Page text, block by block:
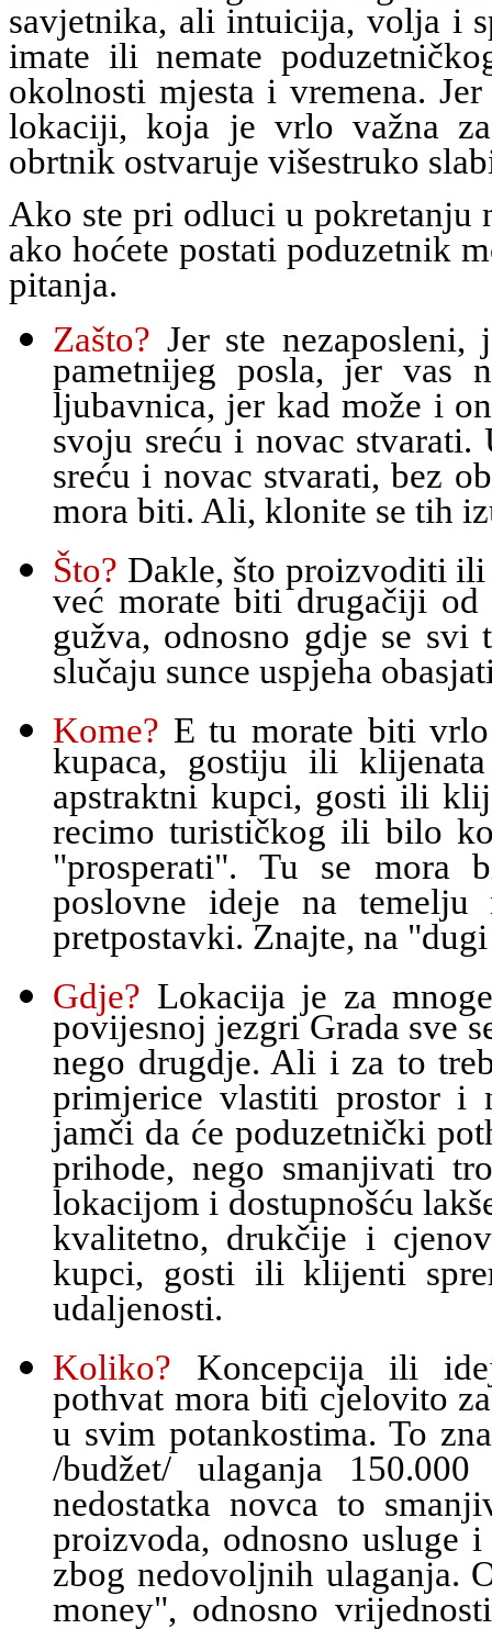
savjetnika, ali intuicija, volja i
imate ili nemate
okolnosti mjesta i vremena.
lokaciji, koja je vrlo važna
obrtnik ostvaruje višestruko
Ako ste pri odluci u pokretanju
ako hoćete postati poduzetnik
pitanja.
Zašto? Jer ste
pametnijeg posla, jer
ljubavnica, jer kad može i
svoju sreću i novac
sreću i novac stvarati, bez
mora biti. Ali, klonite se tih
Što? Dakle, što proizvoditi
već morate biti drugačiji
gužva, odnosno gdje se
slučaju sunce uspjeha
Kome? E tu morate biti
kupaca, gostiju ili
apstraktni kupci, gosti ili
recimo turističkog ili bilo
"prosperati". Tu se mora
poslovne ideje na temelju
pretpostavki. Znajte, na
Gdje? Lokacija je za
povijesnoj jezgri Grada sve
nego drugdje. Ali i za to
primjerice vlastiti prostor i
jamči da će poduzetnički
prihode, nego smanjivati
lokacijom i dostupnošću
kvalitetno, drukčije i
kupci, gosti ili klijenti
udaljenosti.
Koliko? Koncepcija ili
pothvat mora biti cjelovito
u svim potankostima. To
/budžet/ ulaganja
nedostatka novca to
proizvoda, odnosno usluge
zbog nedovoljnih ulaganja.
money", odnosno